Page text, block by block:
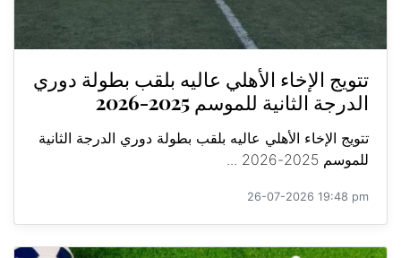
تتويج الإخاء الأهلي عاليه بلقب بطولة دوري
الدرجة الثانية للموسم 2025-2026
تتويج الإخاء الأهلي عاليه بلقب بطولة دوري الدرجة الثانية
للموسم 2025-2026 ...
26-07-2026 19:48 pm